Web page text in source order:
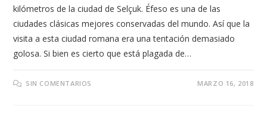
kilómetros de la ciudad de Selçuk. Éfeso es una de las
ciudades clásicas mejores conservadas del mundo. Así que la
visita a esta ciudad romana era una tentación demasiado
golosa. Si bien es cierto que está plagada de…
SIN COMENTARIOS MARZO 16, 2018